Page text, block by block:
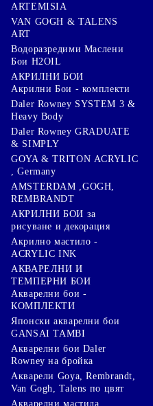
ARTEMISIA
VAN GOGH & TALENS
ART
Водоразредими Маслени
Бои H2OIL
АКРИЛНИ БОИ
Акрилни Бои - комплекти
Daler Rowney SYSTEM 3 &
Heavy Body
Daler Rowney GRADUATE
& SIMPLY
GOYA & TRITON АCRYLIC
, Germany
AMSTERDAM ,GOGH,
REMBRANDT
АКРИЛНИ БОИ за
рисуване и декорация
Акрилно мастило -
ACRYLIC INK
АКВАРЕЛНИ И
ТЕМПЕРНИ БОИ
Акварелни бои -
КОМПЛЕКТИ
Японски акварелни бои
GANSAI TAMBI
Акварелни бои Daler
Rowney на бройка
Акварели Goya, Rembrandt,
Van Gogh, Talens по цвят
Акварелни мастила